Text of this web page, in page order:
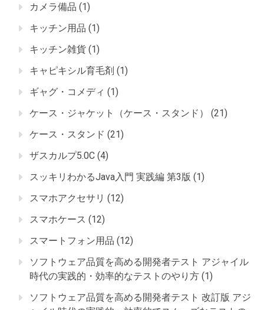
カメラ備品 (1)
キッチン用品 (1)
キッチン雑貨 (1)
キャピキシル育毛剤 (1)
ギャグ・コメディ (1)
ケース・ジャケット（ケース・スタンド）
(21)
ケース・スタンド (21)
ザスカルプ5.0C (4)
スッキリわかるJava入門 実践編 第3版 (1)
スマホアクセサリ (12)
スマホケース (12)
スマートフォン用品 (12)
ソフトウェア品質を高める開発者テスト アジャイル
時代の実践的・効率的なテストのやり方 (1)
ソフトウェア品質を高める開発者テスト 改訂版 アジ